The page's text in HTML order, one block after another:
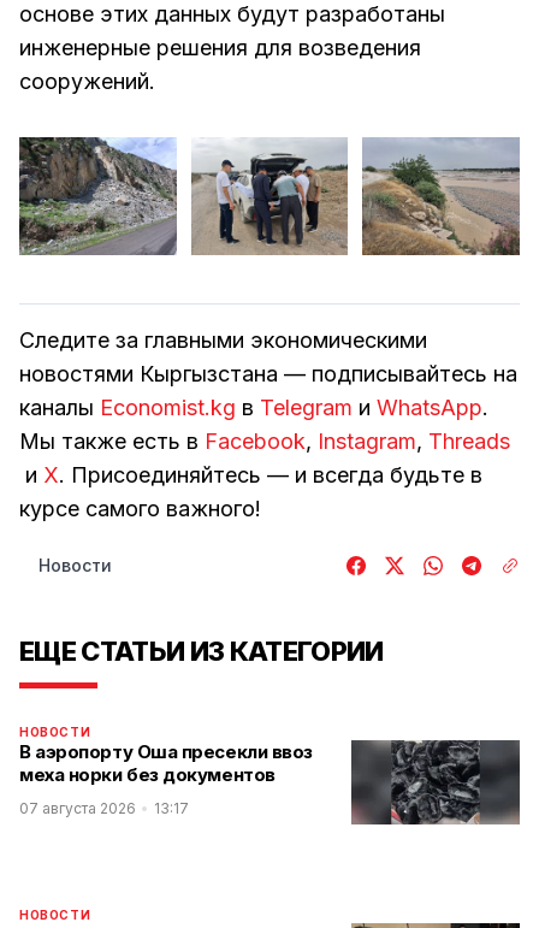
основе этих данных будут разработаны
инженерные решения для возведения
сооружений.
Следите за главными экономическими
новостями Кыргызстана — подписывайтесь на
каналы Economist.kg в Telegram и WhatsApp.
Мы также есть в Facebook, Instagram, Threads
и Х. Присоединяйтесь — и всегда будьте в
курсе самого важного!
Новости
ЕЩЕ СТАТЬИ ИЗ КАТЕГОРИИ
НОВОСТИ
В аэропорту Оша пресекли ввоз
меха норки без документов
07 августа 2026 13:17
НОВОСТИ